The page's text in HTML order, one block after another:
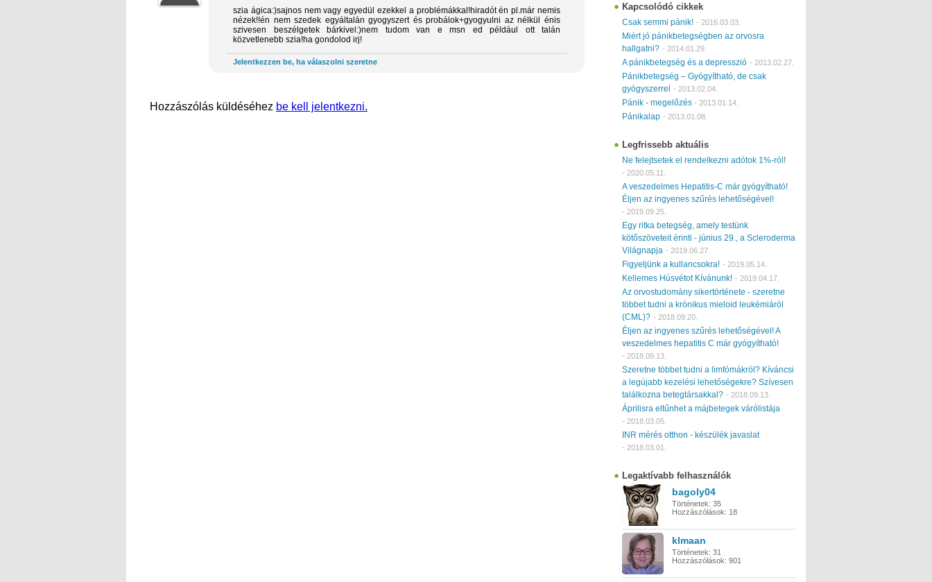
szia ágica:)sajnos nem vagy egyedül ezekkel a problémákkal!hiradót én pl.már nemis
nézek!!én nem szedek egyáltalán gyogyszert és probálok+gyogyulni az nélkül énis
szivesen beszélgetek bárkivel:)nem tudom van e msn ed például ott talán
közvetlenebb szia!ha gondolod irj!
Jelentkezzen be, ha válaszolni szeretne
Hozzászólás küldéséhez be kell jelentkezni.
Kapcsolódó cikkek
Csak semmi pánik! - 2016.03.03.
Miért jó pánikbetegségben az orvosra
hallgatni? - 2014.01.29.
A pánikbetegség és a depresszió - 2013.02.27.
Pánikbetegség – Gyógyítható, de csak
gyógyszerrel - 2013.02.04.
Pánik - megelőzés - 2013.01.14.
Pánikalap - 2013.01.08.
Legfrissebb aktuális
Ne felejtsetek el rendelkezni adótok 1%-ról!
- 2020.05.11.
A veszedelmes Hepatitis-C már gyógyítható!
Éljen az ingyenes szűrés lehetőségével!
- 2019.09.25.
Egy ritka betegség, amely testünk
kötőszöveteit érinti - június 29., a Scleroderma
Világnapja - 2019.06.27.
Figyeljünk a kullancsokra! - 2019.05.14.
Kellemes Húsvétot Kívánunk! - 2019.04.17.
Az orvostudomány sikertörténete - szeretne
többet tudni a krónikus mieloid leukémiáról
(CML)? - 2018.09.20.
Éljen az ingyenes szűrés lehetőségével! A
veszedelmes hepatitis C már gyógyítható!
- 2018.09.13.
Szeretne többet tudni a limfómákról? Kíváncsi
a legújabb kezelési lehetőségekre? Szívesen
találkozna betegtársakkal? - 2018.09.13.
Áprilisra eltűnhet a májbetegek várólistája
- 2018.03.05.
INR mérés otthon - készülék javaslat
- 2018.03.01.
Legaktívabb felhasználók
bagoly04
Történetek: 35
Hozzászólások: 18
klmaan
Történetek: 31
Hozzászólások: 901